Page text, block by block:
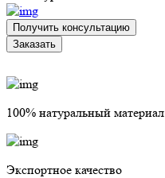
Получить консультацию
Заказать
100% натуральный материал
Экспортное качество